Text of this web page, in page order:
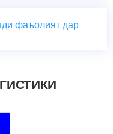
фаъолият дар